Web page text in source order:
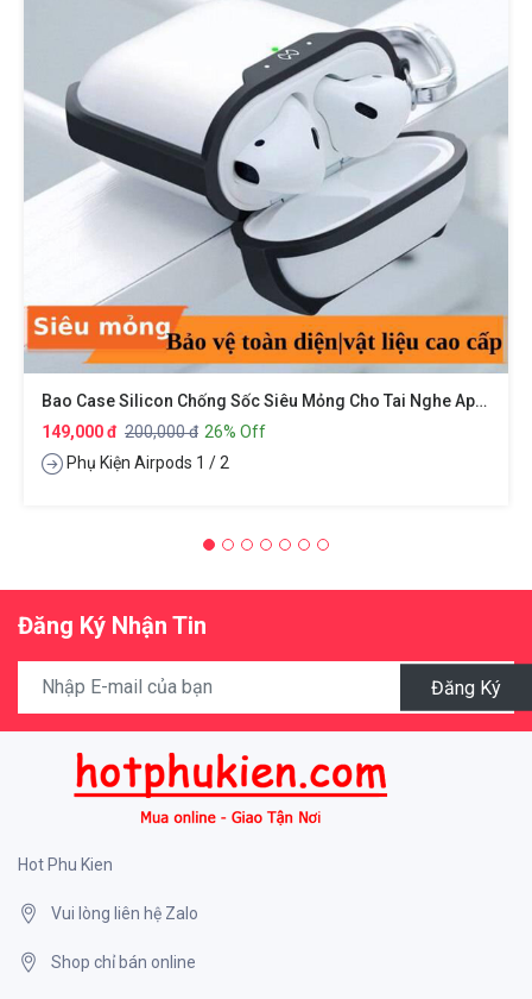
Bao Case Silicon Chống Sốc Siêu Mỏng Cho Tai Nghe Apple Airpods 1 / 2 Hiệu XUNDD Drop Resistant (Thiết Kế Siêu Mỏng Kiểu Dáng Viền Màu Bảo Vệ Chắc Chắn)
149,000 đ 200,000 đ 26% Off
Phụ Kiện Airpods 1 / 2
Đăng Ký Nhận Tin
Đăng Ký
Hot Phu Kien
Vui lòng liên hệ Zalo
Shop chỉ bán online